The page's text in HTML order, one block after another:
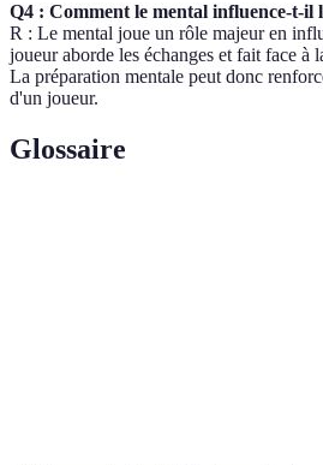
Q4 : Comment le mental influence-t-il
R : Le mental joue un rôle majeur en
joueur aborde les échanges et fait face à
La préparation mentale peut donc
d'un joueur.
Glossaire